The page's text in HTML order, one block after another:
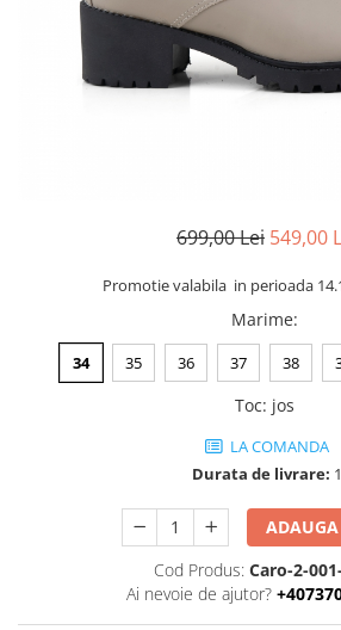
699,00 Lei 549,00
Promotie valabila in perioada
Marime:
34 35 36 37 38
Toc: jos
LA COMANDA
Durata de livrare: 1
Cod Produs: Caro-2-
Ai nevoie de ajutor?